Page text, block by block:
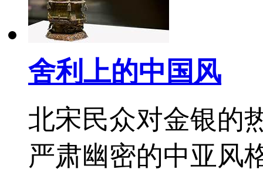
舍利上的中国风
北宋民众对金银的
严肃幽密的中亚风